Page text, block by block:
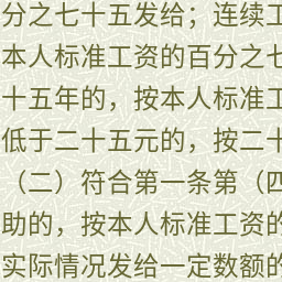
分之七十五发给；连续
本人标准工资的百分之
十五年的，按本人标准
低于二十五元的，按二
（二）符合第一条第（
助的，按本人标准工资
实际情况发给一定数额